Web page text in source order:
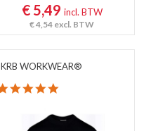
€ 5,49 incl. BTW
€ 4,54 excl. BTW
KRB WORKWEAR®
5.0 star rating